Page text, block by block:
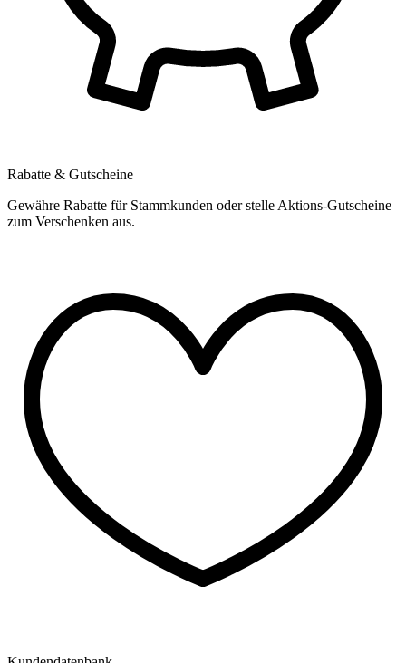
Rabatte & Gutscheine
Gewähre Rabatte für Stammkunden oder stelle Aktions-Gutscheine
zum Verschenken aus.